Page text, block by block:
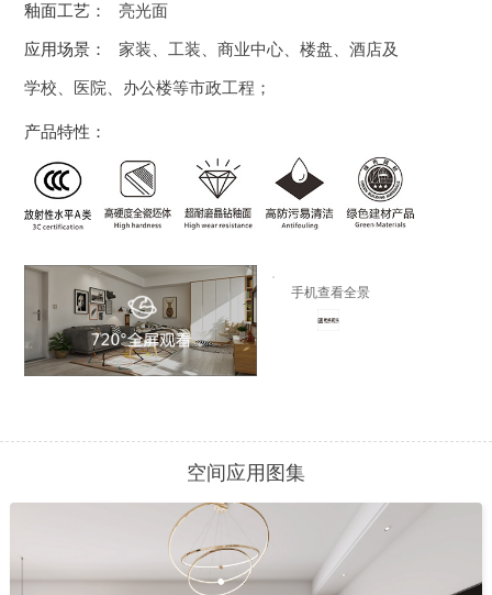
釉面工艺： 亮光面
应用场景： 家装、工装、商业中心、楼盘、酒店及
学校、医院、办公楼等市政工程；
产品特性：
手机查看全景
空间应用图集